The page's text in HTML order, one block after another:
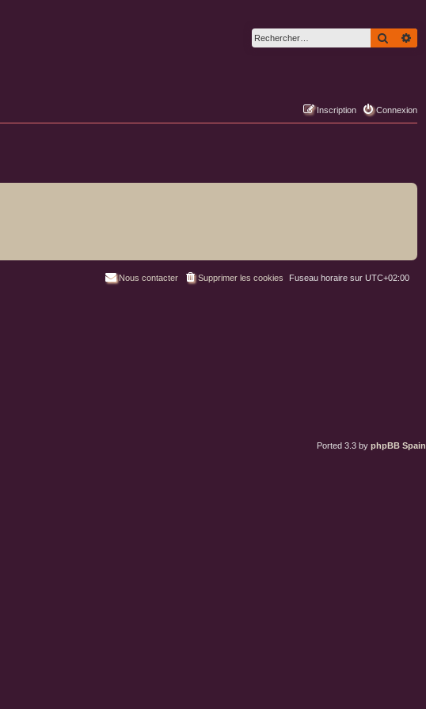
Connexion
Inscription
Fuseau horaire sur UTC+02:00
Supprimer les cookies
Nous contacter
Ported 3.3 by phpBB Spain